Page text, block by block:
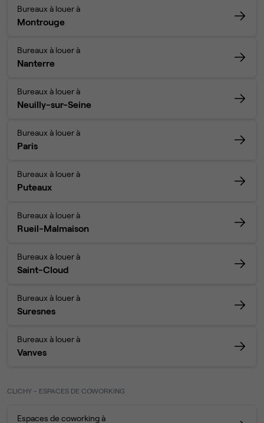
Bureaux à louer à
Montrouge
Bureaux à louer à
Nanterre
Bureaux à louer à
Neuilly-sur-Seine
Bureaux à louer à
Paris
Bureaux à louer à
Puteaux
Bureaux à louer à
Rueil-Malmaison
Bureaux à louer à
Saint-Cloud
Bureaux à louer à
Suresnes
Bureaux à louer à
Vanves
CLICHY - ESPACES DE COWORKING
Espaces de coworking à